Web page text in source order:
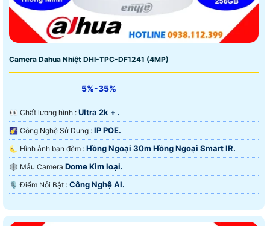
Camera Dahua Nhiệt DHI-TPC-DF1241 (4MP)
5%-35%
️👀 Chất lượng hình : Ultra 2k + .
🌠 Công Nghệ Sử Dụng : IP POE.
🌜 Hình ảnh ban đêm : Hồng Ngoại 30m Hồng Ngoại Smart IR.
🕸️ Mẫu Camera Dome Kim loại.
️🎙 Điểm Nỗi Bật : Công Nghệ AI.